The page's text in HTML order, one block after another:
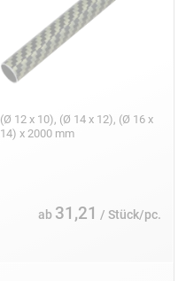
(Ø 12 x 10), (Ø 14 x 12), (Ø 16 x
14) x 2000 mm
ab 31,21 / Stück/pc.